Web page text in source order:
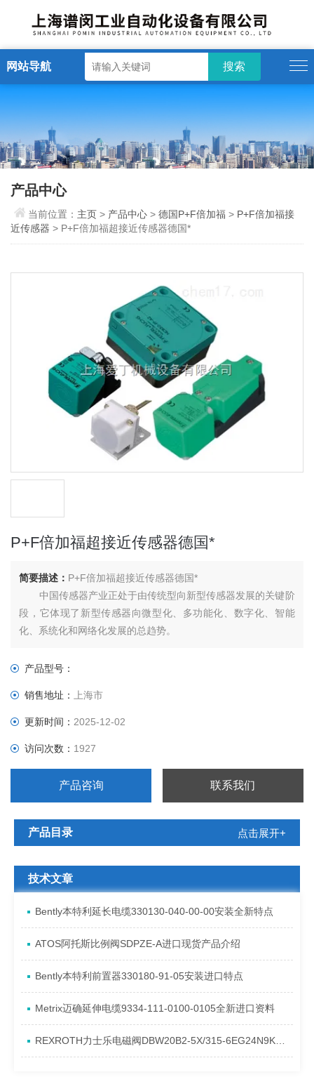
网站导航
产品中心
当前位置： 主页> 产品中心 >德国P+F倍加福 > P+F倍加福接
近传感器 > P+F倍加福超接近传感器德国*
P+F倍加福超接近传感器德国*
简要描述： P+F倍加福超接近传感器德国*
中国传感器产业正处于由传统型向新型传感器发展的关键阶
段，它体现了新型传感器向微型化、多功能化、数字化、智能
化、系统化和网络化发展的总趋势。
产品型号：
销售地址：上海市
更新时间：2025-12-02
访问次数： 1927
产品咨询 联系我们
产品目录 点击展开+
技术文章
Bently本特利延长电缆330130-040-00-00安装全新特点
ATOS阿托斯比例阀SDPZE-A进口现货产品介绍
​Bently本特利前置器330180-91-05安装进口特点
Metrix迈确延伸电缆9334-111-0100-0105全新进口资料
REXROTH力士乐电磁阀DBW20B2-5X/315-6EG24N9K4到货进口资料